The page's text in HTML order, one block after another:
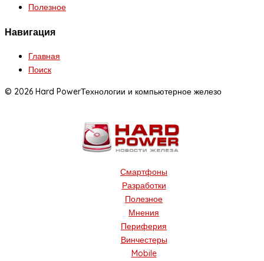
Полезное
Навигация
Главная
Поиск
© 2026 Hard PowerТехнологии и компьютерное железо
Смартфоны
Разработки
Полезное
Мнения
Периферия
Винчестеры
Mobile